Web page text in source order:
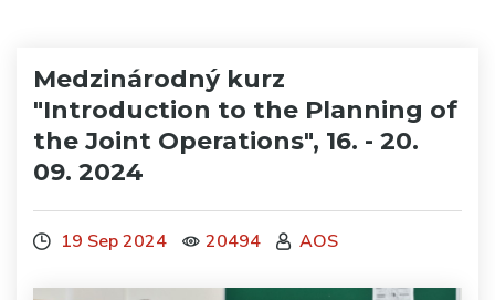
Medzinárodný kurz
"Introduction to the Planning of
the Joint Operations", 16. - 20.
09. 2024
19 Sep 2024 20494 AOS